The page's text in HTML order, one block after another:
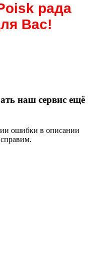
рада
Вас!
наш сервис ещё
ошибки в описании